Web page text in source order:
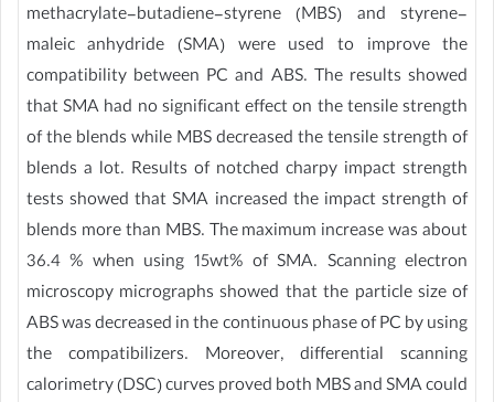
methacrylate-butadiene-styrene (MBS) and styrene-
maleic anhydride (SMA) were used to improve the
compatibility between PC and ABS. The results showed
that SMA had no significant effect on the tensile strength
of the blends while MBS decreased the tensile strength of
blends a lot. Results of notched charpy impact strength
tests showed that SMA increased the impact strength of
blends more than MBS. The maximum increase was about
36.4 % when using 15wt% of SMA. Scanning electron
microscopy micrographs showed that the particle size of
ABS was decreased in the continuous phase of PC by using
the compatibilizers. Moreover, differential scanning
calorimetry (DSC) curves proved both MBS and SMA could